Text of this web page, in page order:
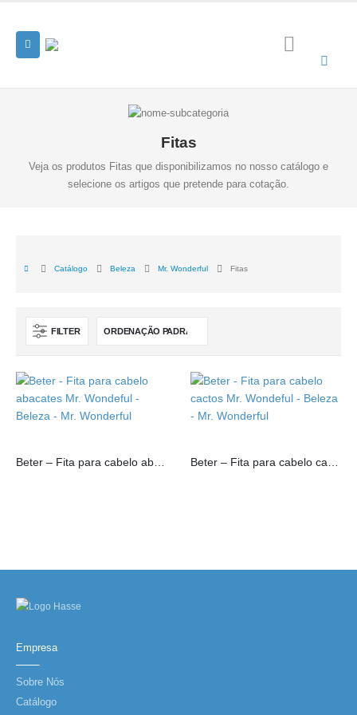
Fitas
Veja os produtos Fitas que disponibilizamos no nosso catálogo e
selecione os artigos que pretende para cotação.
Catálogo Beleza Mr. Wonderful Fitas
FILTER
Empresa
Sobre Nós
Catálogo